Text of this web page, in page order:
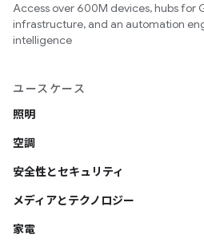
Access over 600M devices, hubs for
infrastructure, and an automation
intelligence
ユースケース
照明
空調
安全性とセキュリティ
メディアとテクノロジー
家電